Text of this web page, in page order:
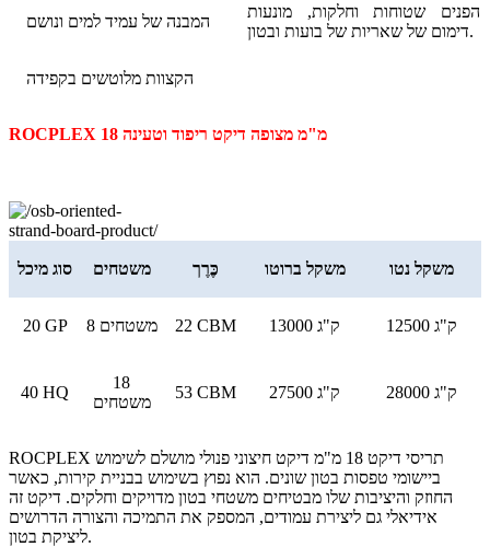
הפנים שטוחות וחלקות, מונעות
דימום של שאריות של בועות ובטון.
המבנה של עמיד למים ונושם
הקצוות מלוטשים בקפידה
ROCPLEX 18 מ"מ מצופה דיקט ריפוד וטעינה
סוג מיכל משטחים כֶּרֶך משקל ברוטו משקל נטו
20 GP 8 משטחים 22 CBM 13000 ק"ג 12500 ק"ג
40 HQ
18
משטחים
53 CBM 27500 ק"ג 28000 ק"ג
ROCPLEX תריסי דיקט 18 מ"מ דיקט חיצוני פנולי מושלם לשימוש
ביישומי טפסות בטון שונים. הוא נפוץ בשימוש בבניית קירות, כאשר
החוזק והיציבות שלו מבטיחים משטחי בטון מדויקים וחלקים. דיקט זה
אידיאלי גם ליצירת עמודים, המספק את התמיכה והצורה הדרושים
ליציקת בטון.